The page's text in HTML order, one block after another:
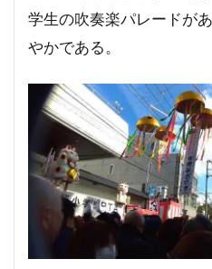
学生の吹奏楽パレードが
やかである。